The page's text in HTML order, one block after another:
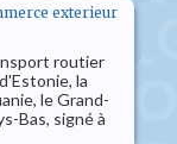
exterieur
routier
la
le Grand-
Bas, signé à